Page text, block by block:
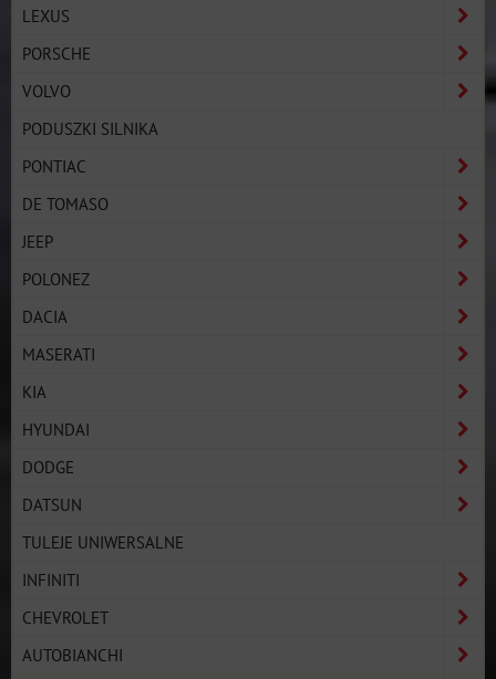
LEXUS
PORSCHE
VOLVO
PODUSZKI SILNIKA
PONTIAC
DE TOMASO
JEEP
POLONEZ
DACIA
MASERATI
KIA
HYUNDAI
DODGE
DATSUN
TULEJE UNIWERSALNE
INFINITI
CHEVROLET
AUTOBIANCHI